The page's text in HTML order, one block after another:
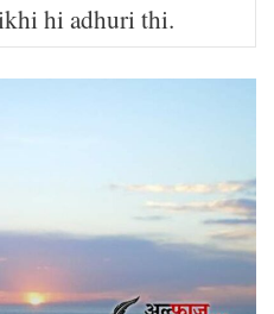
hi adhuri thi.